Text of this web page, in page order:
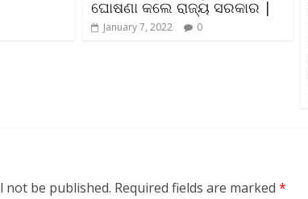
ଘୋଷଣା କଲେ ରାଜ୍ୟ ସରକାର |
January 7, 2022 0
not be published. Required fields are marked *